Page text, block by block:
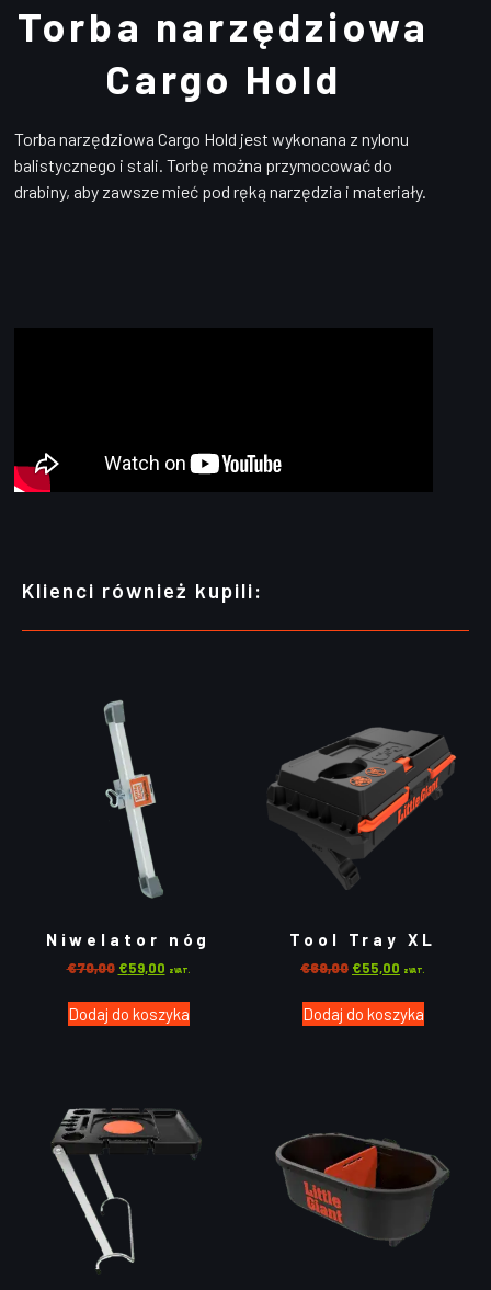
Torba narzędziowa
Cargo Hold
Torba narzędziowa Cargo Hold jest wykonana z nylonu
balistycznego i stali. Torbę można przymocować do
drabiny, aby zawsze mieć pod ręką narzędzia i materiały.
Klienci również kupili:
Niwelator nóg
€70,00 €59,00 z VAT.
Dodaj do koszyka
Tool Tray XL
€69,00 €55,00 z VAT.
Dodaj do koszyka